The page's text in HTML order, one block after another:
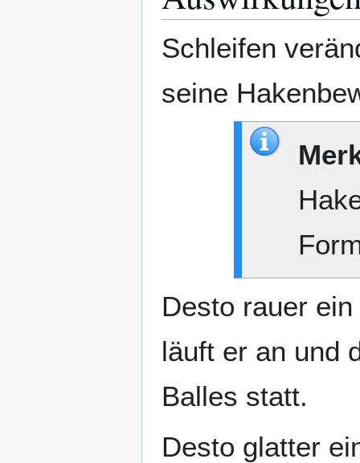
Schleifen
seine
Desto rauer
läuft er an und
Balles statt.
Desto glatter